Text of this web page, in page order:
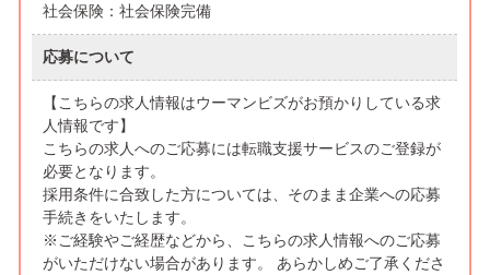
社会保険：社会保険完備
応募について
【こちらの求人情報はウーマンビズがお預かりしている求
人情報です】
こちらの求人へのご応募には転職支援サービスのご登録が
必要となります。
採用条件に合致した方については、そのまま企業への応募
手続きをいたします。
※ご経験やご経歴などから、こちらの求人情報へのご応募
がいただけない場合があります。 あらかしめご了承くださ